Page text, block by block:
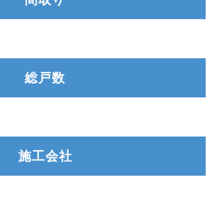
総戸数
施工会社